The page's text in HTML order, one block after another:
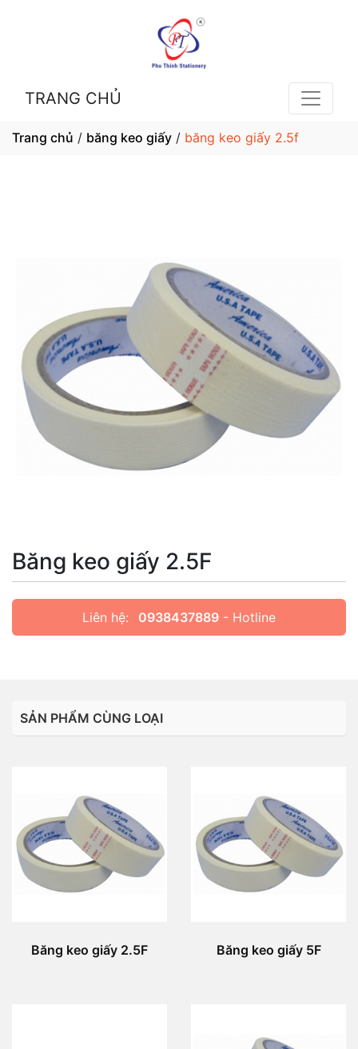
TRANG CHỦ
Trang chủ / băng keo giấy / băng keo giấy 2.5f
Băng keo giấy 2.5F
Liên hệ: 0938437889 - Hotline
SẢN PHẨM CÙNG LOẠI
Băng keo giấy 2.5F Băng keo giấy 5F